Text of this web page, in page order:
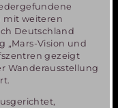
mit weiteren
Deutschland
„Mars-Vision und
gezeigt
Wanderausstellung